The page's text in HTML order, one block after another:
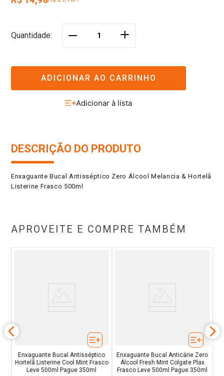
Quantidade ＋
ADICIONAR AO CARRINHO
DESCRIÇÃO DO PRODUTO
Enxaguante Bucal Antisséptico Zero Álcool Melancia & Hortelã
Listerine Frasco 500ml
APROVEITE E COMPRE TAMBÉM
Enxaguante Bucal Antisséptico
Hortelã Listerine Cool Mint Frasco
Leve 500ml Pague 350ml
Enxaguante Bucal Anticárie Zero
Álcool Fresh Mint Colgate Plax
Frasco Leve 500ml Pague 350ml